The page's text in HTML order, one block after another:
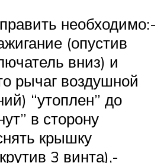
необходимо:-
(опустив
вниз) и
рычаг воздушной
“утоплен” до
в сторону
крышку
3 винта),-